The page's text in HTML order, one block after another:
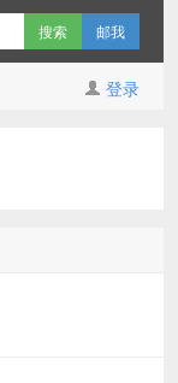
邮我
登录